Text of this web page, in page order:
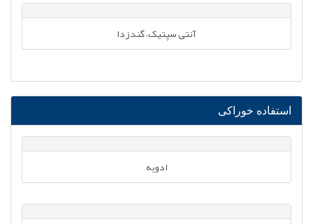
آنتی سپتیک، گندزدا
استفاده خوراکی
ادویه